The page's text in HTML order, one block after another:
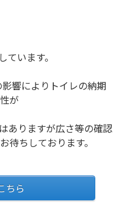
います。
響によりトイレの納期
が
ありますが広さ等の確認
待ちしております。
ちら